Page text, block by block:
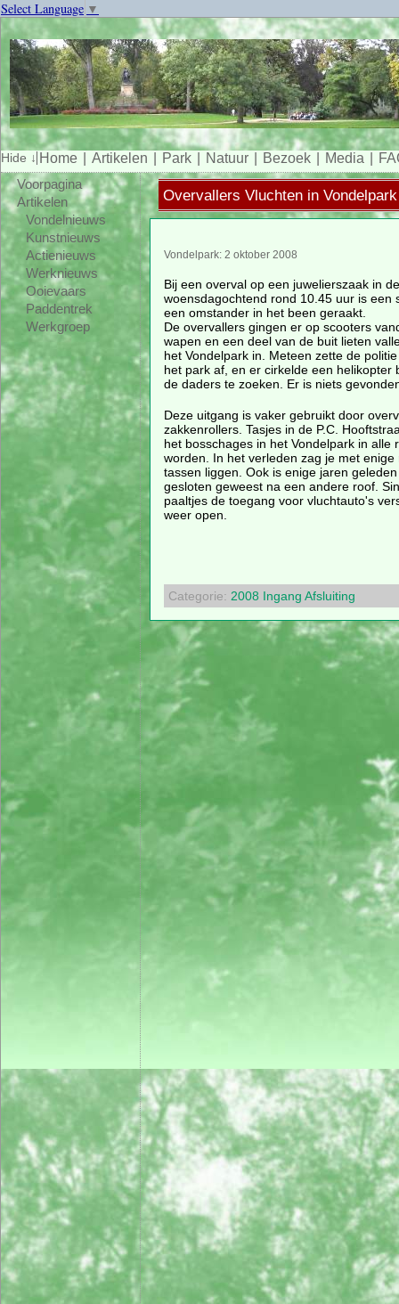
Select Language ▼
Home Artikelen Park Natuur Bezoek Media
Voorpagina
Artikelen
Vondelnieuws
Kunstnieuws
Actienieuws
Werknieuws
Ooievaars
Paddentrek
Werkgroep
Overvallers Vluchten in Vondelpark
Vondelpark: 2 oktober 2008
Bij een overval op een juwelierszaak in
woensdagochtend rond 10.45 uur is een
een omstander in het been geraakt.
De overvallers gingen er op scooters
wapen en een deel van de buit lieten
het Vondelpark in. Meteen zette de
het park af, en er cirkelde een helikopter
de daders te zoeken. Er is niets
Deze uitgang is vaker gebruikt door
zakkenrollers. Tasjes in de P.C.
het bosschages in het Vondelpark in alle
worden. In het verleden zag je met
tassen liggen. Ook is enige jaren
gesloten geweest na een andere roof.
paaltjes de toegang voor vluchtauto's
weer open.
Categorie: 2008 Ingang Afsluiting